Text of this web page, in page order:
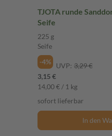
TJOTA runde
Seife
225 g
Seife
-4%
UVP: 3,29 €
3,15 €
14,00 € / 1 kg
sofort lieferbar
In den